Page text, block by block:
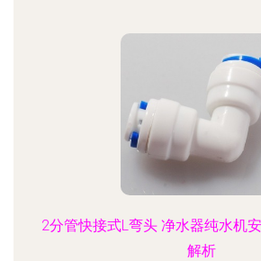
2分管快接式L弯头 净水器纯水机
解析